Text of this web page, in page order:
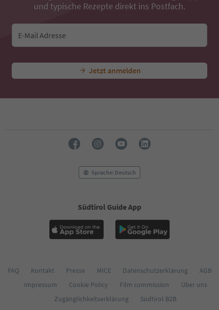
und typische Rezepte direkt ins Postfach.
E-Mail Adresse
Jetzt anmelden
Sprache: Deutsch
Südtirol Guide App
FAQ Kontakt Presse MICE Datenschutzerklärung
AGB
Impressum
Cookie Policy Film commission
Über uns
Zugänglichkeitserklärung
Südtirol B2B